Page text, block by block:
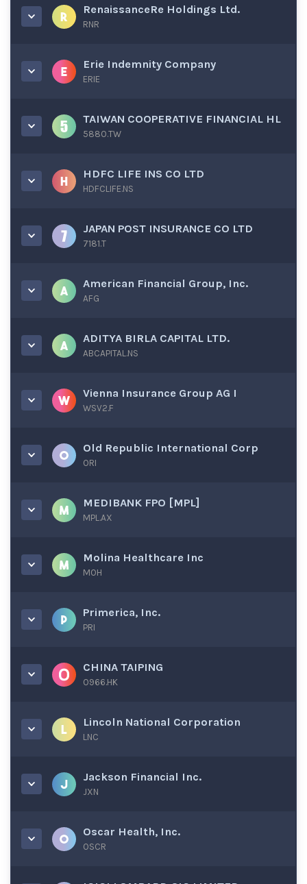
RenaissanceRe Holdings Ltd.
RNR
Erie Indemnity Company
ERIE
TAIWAN COOPERATIVE FINANCIAL HL
5880.TW
HDFC LIFE INS CO LTD
HDFCLIFE.NS
JAPAN POST INSURANCE CO LTD
7181.T
American Financial Group, Inc.
AFG
ADITYA BIRLA CAPITAL LTD.
ABCAPITAL.NS
Vienna Insurance Group AG I
WSV2.F
Old Republic International Corp
ORI
MEDIBANK FPO [MPL]
MPL.AX
Molina Healthcare Inc
MOH
Primerica, Inc.
PRI
CHINA TAIPING
0966.HK
Lincoln National Corporation
LNC
Jackson Financial Inc.
JXN
Oscar Health, Inc.
OSCR